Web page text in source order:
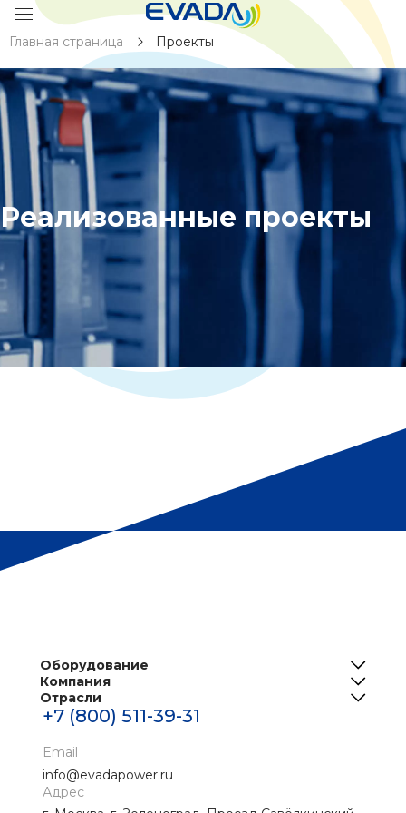
Главная страница Проекты
Реализованные проекты
Оборудование
ИБП
Решения для телеком
Компания
О нас
Реализованные проекты
Новости
Контакты
Отрасли
Центры обработки данных
Банки
Промышленные ИБП
Медицина
+7 (800) 511-39-31
Email
info@evadapower.ru
Адрес